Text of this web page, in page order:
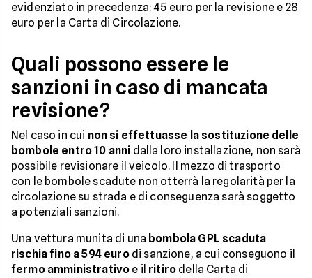
evidenziato in precedenza: 45 euro per la revisione e 28
euro per la Carta di Circolazione.
Quali possono essere le
sanzioni in caso di mancata
revisione?
Nel caso in cui non si effettuasse la sostituzione delle
bombole entro 10 anni dalla loro installazione, non sarà
possibile revisionare il veicolo. Il mezzo di trasporto
con le bombole scadute non otterrà la regolarità per la
circolazione su strada e di conseguenza sarà soggetto
a potenziali sanzioni.
Una vettura munita di una bombola GPL scaduta
rischia fino a 594 eurodi sanzione, a cui conseguono il
fermo amministrativo e il ritiro della Carta di